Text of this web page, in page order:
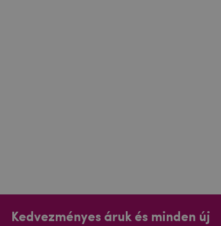
Kedvezményes áruk és minden új